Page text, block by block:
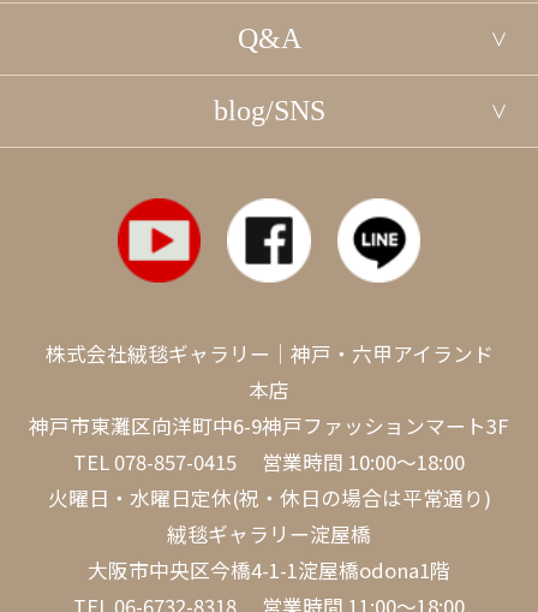
Q&A
blog/SNS
株式会社絨毯ギャラリー｜神戸・六甲アイランド
本店
神戸市東灘区向洋町中6-9神戸ファッションマート3F
TEL 078-857-0415 営業時間 10:00～18:00
火曜日・水曜日定休(祝・休日の場合は平常通り)
絨毯ギャラリー淀屋橋
大阪市中央区今橋4-1-1淀屋橋odona1階